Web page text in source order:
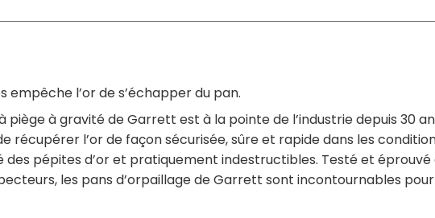
l’or de s’échapper du pan.
à gravité de Garrett est à la pointe de l’industrie depuis 30
l’or de façon sécurisée, sûre et rapide dans les
pépites d’or et pratiquement indestructibles. Testé et
les pans d’orpaillage de Garrett sont incontournables